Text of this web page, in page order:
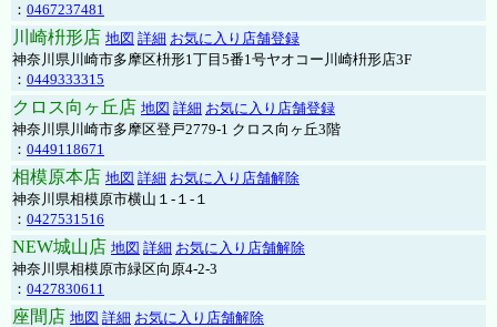
： 0467237481
川崎枡形店 地図 詳細 お気に入り店舗登録
神奈川県川崎市多摩区枡形1丁目5番1号ヤオコー川崎枡形店3F
： 0449333315
クロス向ヶ丘店 地図 詳細 お気に入り店舗登録
神奈川県川崎市多摩区登戸2779-1 クロス向ヶ丘3階
： 0449118671
相模原本店 地図 詳細 お気に入り店舗解除
神奈川県相模原市横山１-１-１
： 0427531516
NEW城山店 地図 詳細 お気に入り店舗解除
神奈川県相模原市緑区向原4-2-3
： 0427830611
座間店 地図 詳細 お気に入り店舗解除